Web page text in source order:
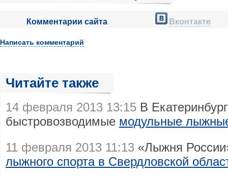
Комментарии сайта Вконтакте
Написать комментарий
Читайте также
14 февраля 2013 13:15 В
быстровозводимые модульные
11 февраля 2013 11:13 «Лыжня
лыжного спорта в Свердловской